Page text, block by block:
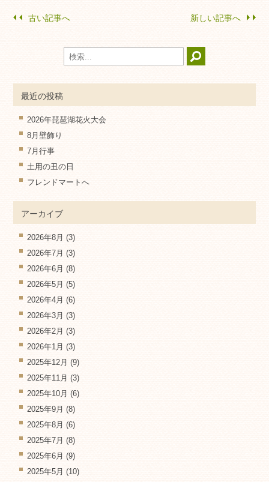
古い記事へ 新しい記事へ
最近の投稿
2026年琵琶湖花火大会
8月壁飾り
7月行事
土用の丑の日
フレンドマートへ
アーカイブ
2026年8月 (3)
2026年7月 (3)
2026年6月 (8)
2026年5月 (5)
2026年4月 (6)
2026年3月 (3)
2026年2月 (3)
2026年1月 (3)
2025年12月 (9)
2025年11月 (3)
2025年10月 (6)
2025年9月 (8)
2025年8月 (6)
2025年7月 (8)
2025年6月 (9)
2025年5月 (10)